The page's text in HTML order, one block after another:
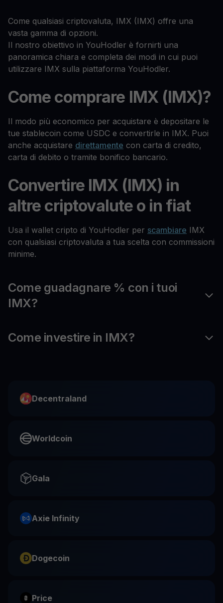
Come qualsiasi criptovaluta, IMX (IMX) offre una
vasta gamma di opzioni.
Il nostro obiettivo in YouHodler è fornirti una
panoramica chiara e completa dei modi in cui puoi
utilizzare IMX sulla piattaforma YouHodler.
Come comprare IMX (IMX)?
Il modo più economico per acquistare è depositare le
tue stablecoin come USDC e convertirle in IMX. Puoi
anche acquistare direttamente con carta di credito,
carta di debito o tramite bonifico bancario.
Convertire IMX (IMX) in
altre criptovalute o in fiat
Usa il wallet cripto di YouHodler per scambiare IMX
con qualsiasi criptovaluta a tua scelta con commissioni
minime.
Come guadagnare % con i tuoi
IMX?
Come investire in IMX?
Decentraland
Worldcoin
Gala
Axie Infinity
Dogecoin
Price